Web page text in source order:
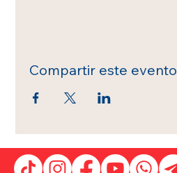
Compartir este evento